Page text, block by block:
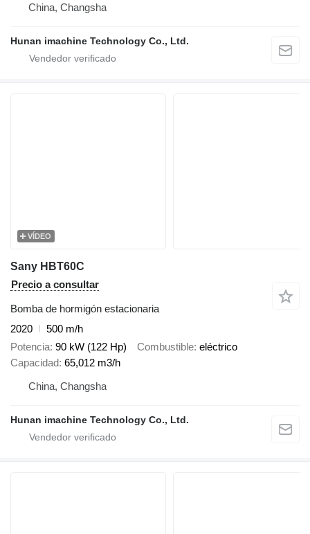
China, Changsha
Hunan imachine Technology Co., Ltd.
VÍDEO
Sany HBT60C
Precio a consultar
Bomba de hormigón estacionaria
2020
500 m/h
Potencia 90 kW (122 Hp) Combustible eléctrico
Capacidad 65,012 m3/h
China, Changsha
Hunan imachine Technology Co., Ltd.